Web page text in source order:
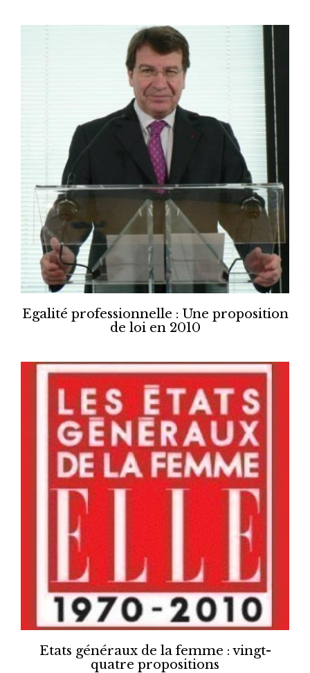
Egalité professionnelle : Une proposition
de loi en 2010
Etats généraux de la femme : vingt-
quatre propositions